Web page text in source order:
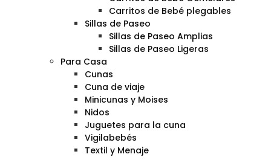
Carritos de Bebé plegables
Sillas de Paseo
Sillas de Paseo Amplias
Sillas de Paseo Ligeras
Para Casa
Cunas
Cuna de viaje
Minicunas y Moises
Nidos
Juguetes para la cuna
Vigilabebés
Textil y Menaje